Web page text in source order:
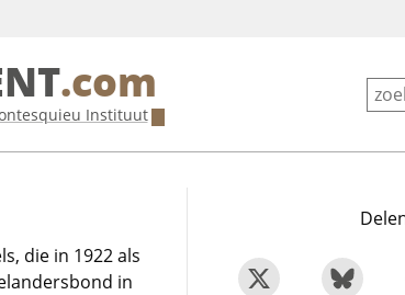
.com
Instituut
die in 1922 als
in